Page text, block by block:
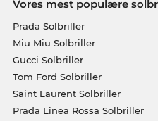
Vores mest populære
Prada Solbriller
Miu Miu Solbriller
Gucci Solbriller
Tom Ford Solbriller
Saint Laurent Solbriller
Prada Linea Rossa Solbriller